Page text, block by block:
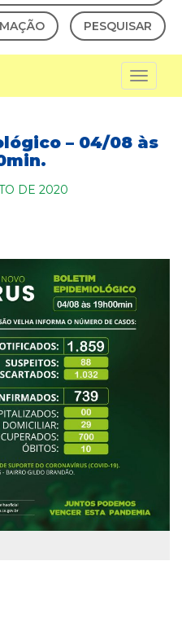
PESQUISAR
– 04/08 às
DE 2020